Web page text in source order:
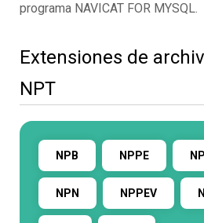
programa NAVICAT FOR MYSQL.
Extensiones de
NPT
NPB NPPE
NPN NPPEV